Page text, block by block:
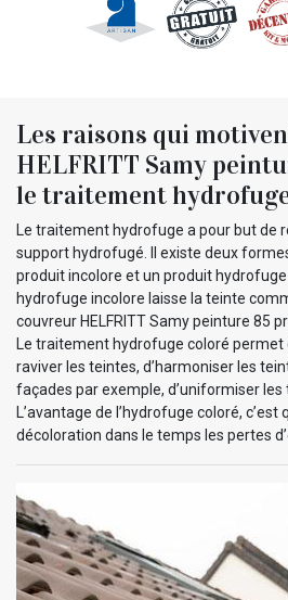
Les raisons qui
HELFRITT Samy
le traitement
Le traitement hydrofuge a pour but de
support hydrofugé. Il existe deux
produit incolore et un produit
hydrofuge incolore laisse la teinte
couvreur HELFRITT Samy peinture 85
Le traitement hydrofuge coloré permet
raviver les teintes, d’harmoniser les
façades par exemple, d’uniformiser les
L’avantage de l’hydrofuge coloré, c’est
décoloration dans le temps les pertes